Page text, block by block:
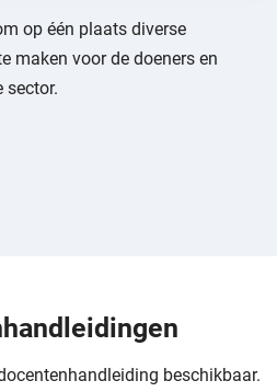
op één plaats diverse
maken voor de doeners en
sector.
beschikbaar.